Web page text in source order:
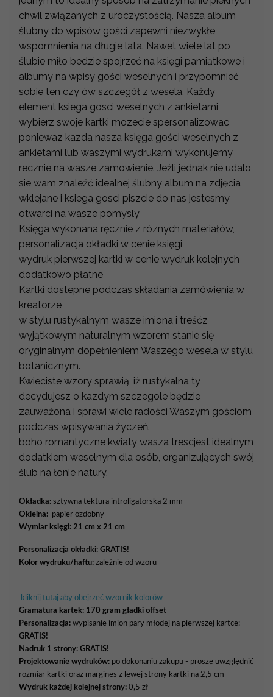
chwil związanych z uroczystością. Nasza album
ślubny do wpisów gości zapewni niezwykłe
wspomnienia na długie lata. Nawet wiele lat po
ślubie miło bedzie spojrzeć na księgi pamiątkowe i
albumy na wpisy gości weselnych i przypomnieć
sobie ten czy ów szczegół z wesela. Każdy
element ksiega gosci weselnych z ankietami
wybierz swoje kartki mozecie spersonalizowac
poniewaz kazda nasza księga gości weselnych z
ankietami lub waszymi wydrukami wykonujemy
recznie na wasze zamowienie. Jeżli jednak nie udalo
sie wam znaleźć idealnej ślubny album na zdjęcia
wklejane i ksiega gosci piszcie do nas jestesmy
otwarci na wasze pomysly
Księga wykonana ręcznie z róznych materiałów,
personalizacja okładki w cenie księgi
wydruk pierwszej kartki w cenie wydruk kolejnych
dodatkowo płatne
Kartki dostepne podczas składania zamówienia w
kreatorze
w stylu rustykalnym wasze imiona i treśćz
wyjątkowym naturalnym wzorem stanie się
oryginalnym dopełnieniem Waszego wesela w stylu
botanicznym.
Kwieciste wzory sprawią, iż rustykalna ty
decydujesz o kazdym szczegole będzie
zauważona i sprawi wiele radości Waszym gościom
podczas wpisywania życzeń.
boho romantyczne kwiaty wasza trescjest idealnym
dodatkiem weselnym dla osób, organizujących swój
ślub na łonie natury.
Okładka: sztywna tektura introligatorska 2 mm
Okleina: papier ozdobny
Wymiar księgi: 21 cm x 21 cm
Personalizacja okładki: GRATIS!
Kolor wydruku/haftu: zależnie od wzoru
kliknij tutaj aby obejrzeć wzornik kolorów
Gramatura kartek: 170 gram gładki offset
Personalizacja: wypisanie imion pary młodej na pierwszej kartce:
GRATIS!
Nadruk 1 strony: GRATIS!
Projektowanie wydruków: po dokonaniu zakupu - proszę uwzględnić
rozmiar kartki oraz margines z lewej strony kartki na 2,5 cm
Wydruk każdej kolejnej strony: 0,5 zł